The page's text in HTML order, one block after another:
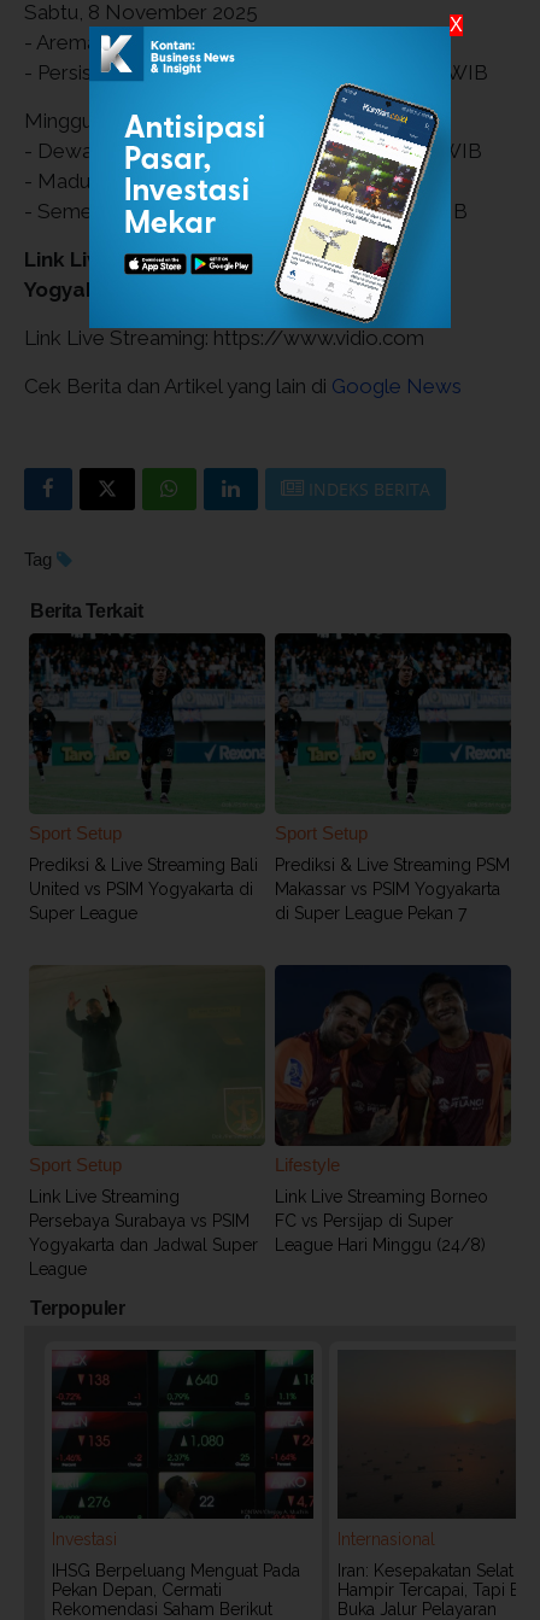
Sabtu, 8 November 2025
- Arema FC vs Persija Jakarta, Pukul 15.30 WIB
- Persis Solo vs PSIM Yogyakarta, Pukul 19.00 WIB
Minggu, 9 November 2025
- Dewa United vs PSM Makassar, Pukul 15.30 WIB
- Madura United vs Persijap, Pukul 19.00 WIB
- Semen Padang vs Borneo FC, Pukul 19.00 WIB
Link Live Streaming Persis Solo vs PSIM
Yogyakarta di Super League 2025-2026
Link Live Streaming: https://www.vidio.com
Cek Berita dan Artikel yang lain di Google News
INDEKS BERITA
Tag
Berita Terkait
Sport Setup
Prediksi & Live Streaming Bali
United vs PSIM Yogyakarta di
Super League
Sport Setup
Prediksi & Live Streaming PSM
Makassar vs PSIM Yogyakarta
di Super League Pekan 7
Sport Setup
Link Live Streaming
Persebaya Surabaya vs PSIM
Yogyakarta dan Jadwal Super
League
Lifestyle
Link Live Streaming Borneo
FC vs Persijap di Super
League Hari Minggu (24/8)
Terpopuler
Investasi
IHSG Berpeluang Menguat Pada
Pekan Depan, Cermati
Rekomendasi Saham Berikut
Internasional
Iran: Kesepakatan Selat
Hampir Tercapai, Tapi
Buka Jalur Pelayaran
X